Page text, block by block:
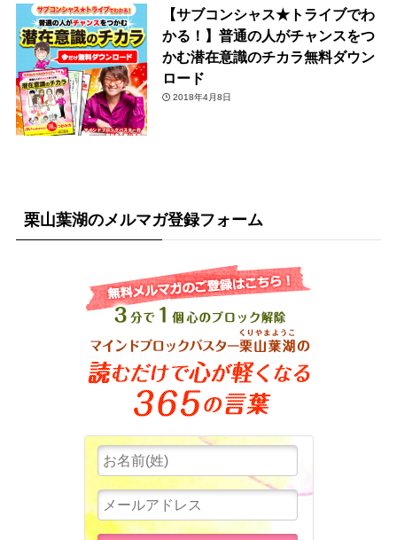
【サブコンシャス★トライブでわ
かる！】普通の人がチャンスをつ
かむ潜在意識のチカラ無料ダウン
ロード
2018年4月8日
栗山葉湖のメルマガ登録フォーム